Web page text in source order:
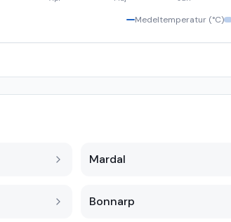
Medeltemperatur (°C)
Mardal
Bonnarp